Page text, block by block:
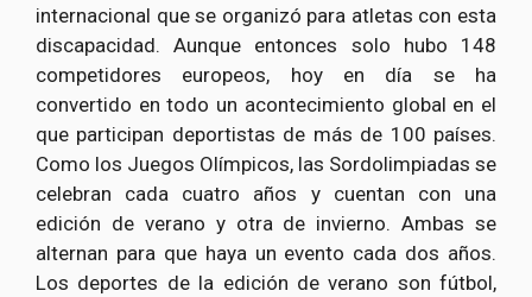
internacional que se organizó para atletas con esta
discapacidad. Aunque entonces solo hubo 148
competidores europeos, hoy en día se ha
convertido en todo un acontecimiento global en el
que participan deportistas de más de 100 países.
Como los Juegos Olímpicos, las Sordolimpiadas se
celebran cada cuatro años y cuentan con una
edición de verano y otra de invierno. Ambas se
alternan para que haya un evento cada dos años.
Los deportes de la edición de verano son fútbol,